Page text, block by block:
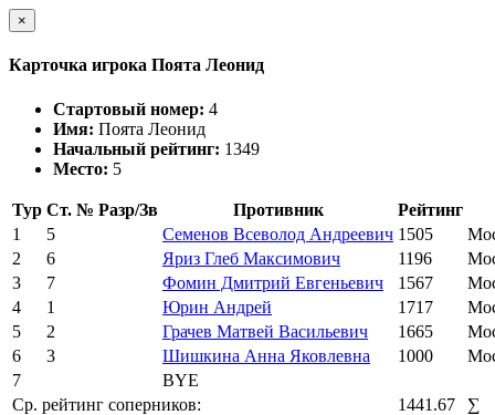
×
Карточка игрока Поята Леонид
Стартовый номер: 4
Имя: Поята Леонид
Начальный рейтинг: 1349
Место: 5
Тур Ст. № Разр/Зв Противник
Рейтинг
1
5 Семенов Всеволод Андреевич 1505
2
6 Яриз Глеб Максимович 1196
3
7 Фомин Дмитрий Евгеньевич 1567
4
1 Юрин Андрей 1717
5
2 Грачев Матвей Васильевич 1665
6
3 Шишкина Анна Яковлевна 1000
7
BYE
Ср. рейтинг соперников:
1441.67 ∑